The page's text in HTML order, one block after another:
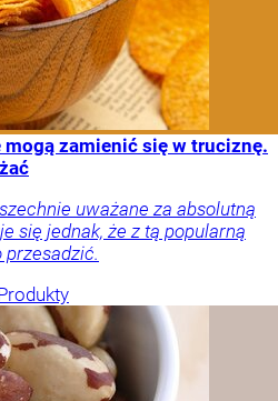
mogą zamienić się w truciznę.
uważane za absolutną
się jednak, że z tą popularną
przesadzić.